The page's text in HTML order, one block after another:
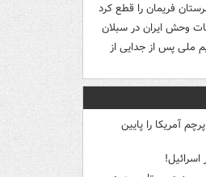
فریمان را قطع کرد
وحش ایران در سبلان
ملی پس از جدایی از
آمریکا را پایین